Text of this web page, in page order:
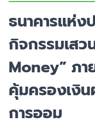
ธนาคารแห่ง
กิจกรรมเสว
Money” ภา
คุ้มครองเงิน
การออม